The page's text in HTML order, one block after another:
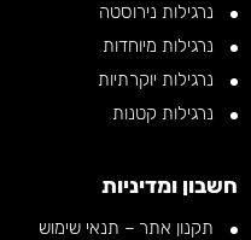
נרגילות נירוסטה
נרגילות מיוחדות
נרגילות יוקרתיות
נרגילות קטנות
חשבון ומדיניות
תקנון אתר – תנאי שימוש